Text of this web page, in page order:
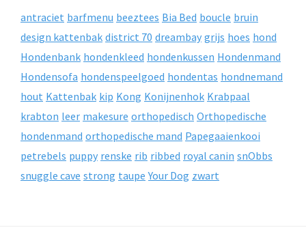
antraciet barfmenu beeztees Bia Bed boucle bruin
design kattenbak district 70 dreambay grijs hoes hond
Hondenbank hondenkleed hondenkussen Hondenmand
Hondensofa hondenspeelgoed hondentas hondnemand
hout Kattenbak kip Kong Konijnenhok Krabpaal
krabton leer makesure orthopedisch Orthopedische
hondenmand orthopedische mand Papegaaienkooi
petrebels puppy renske rib ribbed royal canin snObbs
snuggle cave strong taupe Your Dog zwart